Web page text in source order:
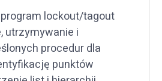
lockout/tagout
utrzymywanie i
procedur dla
punktów